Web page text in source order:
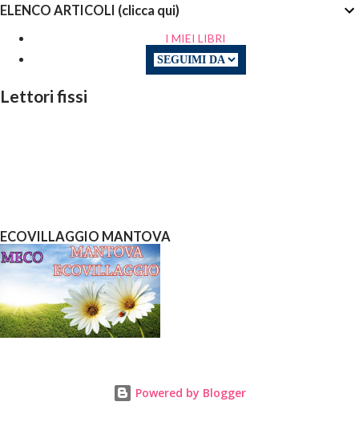
ELENCO ARTICOLI (clicca qui)
I MIEI LIBRI
Lettori fissi
ECOVILLAGGIO MANTOVA
Powered by Blogger